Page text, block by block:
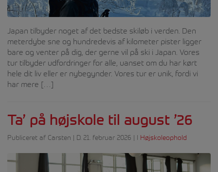
Japan tilbyder noget af det bedste skiløb i verden. Den
meterdybe sne og hundredevis af kilometer pister ligger
bare og venter på dig, der gerne vil på ski i Japan. Vores
tur tilbyder udfordringer for alle, uanset om du har kørt
hele dit liv eller er nybegynder. Vores tur er unik, fordi vi
har mere […]
Ta’ på højskole til august ’26
Publiceret af Carsten | D. 21. februar 2026 | I Højskoleophold